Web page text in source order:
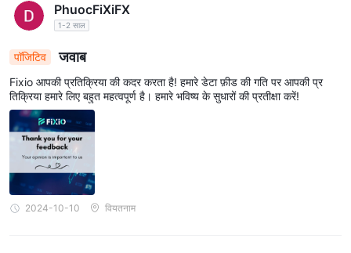
PhuocFiXiFX
1-2 साल
पॉजिटिव जवाब
Fixio आपकी प्रतिक्रिया की कदर करता है! हमारे डेटा फ़ीड की गति पर आपकी प्र
तिक्रिया हमारे लिए बहुत महत्वपूर्ण है। हमारे भविष्य के सुधारों की प्रतीक्षा करें!
2024-10-10 वियतनाम